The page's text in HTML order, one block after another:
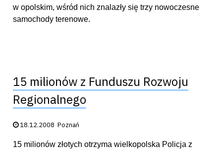
w opolskim, wśród nich znalazły się trzy nowoczesne
samochody terenowe.
15 milionów z Funduszu Rozwoju
Regionalnego
Data publikacji:
18.12.2008 Poznań
15 milionów złotych otrzyma wielkopolska Policja z